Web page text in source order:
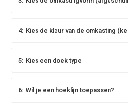
4: Kies de kleur van de omkasting
5: Kies een doek type
6: Wil je een hoeklijn toepassen?